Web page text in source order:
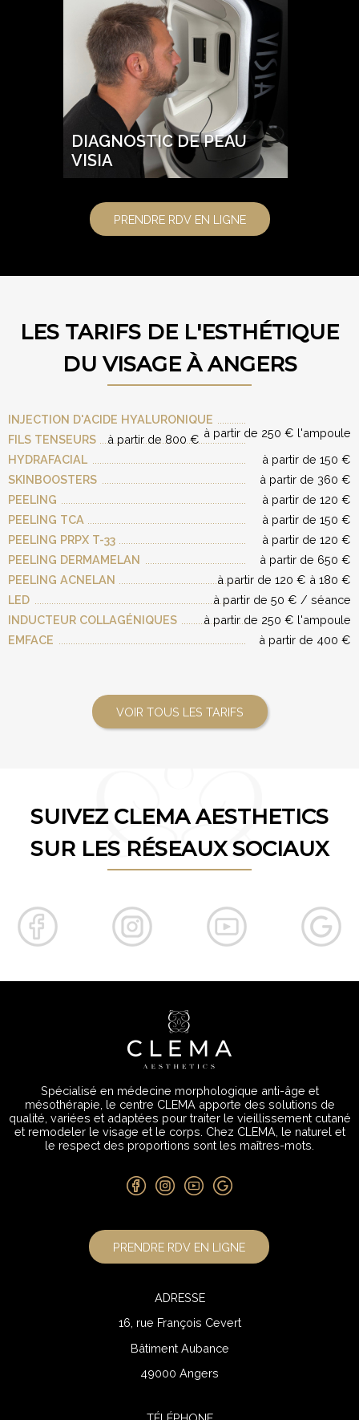
DIAGNOSTIC DE PEAU
VISIA
PRENDRE RDV EN LIGNE
LES TARIFS DE L'ESTHÉTIQUE
DU VISAGE À ANGERS
INJECTION D'ACIDE HYALURONIQUE
à partir de 250 € l'ampoule
FILS TENSEURS
à partir de 800 €
HYDRAFACIAL
à partir de 150 €
SKINBOOSTERS
à partir de 360 €
PEELING
à partir de 120 €
PEELING TCA
à partir de 150 €
PEELING PRPX T-33
à partir de 120 €
PEELING DERMAMELAN
à partir de 650 €
PEELING ACNELAN
à partir de 120 € à 180 €
LED
à partir de 50 € / séance
INDUCTEUR COLLAGÉNIQUES
à partir de 250 € l'ampoule
EMFACE
à partir de 400 €
VOIR TOUS LES TARIFS
SUIVEZ CLEMA AESTHETICS
SUR LES RÉSEAUX SOCIAUX
Spécialisé en médecine morphologique anti-âge et
mésothérapie, le centre CLEMA apporte des solutions de
qualité, variées et adaptées pour traiter le vieillissement cutané
et remodeler le visage et le corps. Chez CLEMA, le naturel et
le respect des proportions sont les maîtres-mots.
PRENDRE RDV EN LIGNE
ADRESSE
16, rue François Cevert
Bâtiment Aubance
49000 Angers